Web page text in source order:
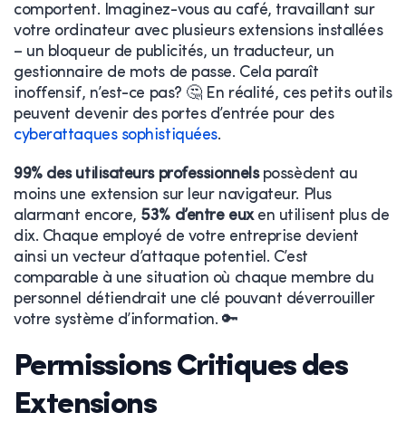
comportent. Imaginez-vous au café, travaillant sur
votre ordinateur avec plusieurs extensions installées
– un bloqueur de publicités, un traducteur, un
gestionnaire de mots de passe. Cela paraît
inoffensif, n’est-ce pas? 🤔 En réalité, ces petits outils
peuvent devenir des portes d’entrée pour des
cyberattaques sophistiquées.
99% des utilisateurs professionnelspossèdent au
moins une extension sur leur navigateur. Plus
alarmant encore, 53% d’entre euxen utilisent plus de
dix. Chaque employé de votre entreprise devient
ainsi un vecteur d’attaque potentiel. C’est
comparable à une situation où chaque membre du
personnel détiendrait une clé pouvant déverrouiller
votre système d’information. 🔑
Permissions Critiques des
Extensions